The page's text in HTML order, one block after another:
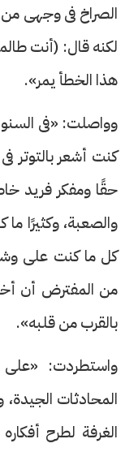
الصراخ فى وجهى من
لكنه قال: (أنت
هذا الخطأ يمر».
وواصلت: «فى
كنت أشعر بالتوتر
حقًا ومفكر فريد
والصعبة، وكثيرًا
كل ما كنت على
من المفترض أن
بالقرب من قلبه».
واستطردت:
المحادثات
الغرفة لطرح